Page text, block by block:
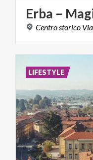
Erba –
Centrostorico Via
LIFESTYLE